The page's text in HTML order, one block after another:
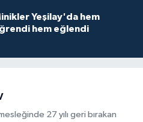
Yeşilay'da hem
hem eğlendi
27 yılı geri bırakan